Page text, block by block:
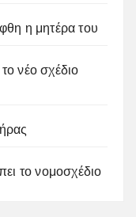
η μητέρα του
νέο σχέδιο
το νομοσχέδιο